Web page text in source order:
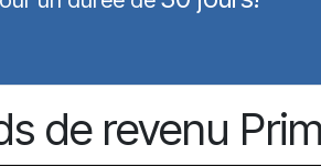
de revenu